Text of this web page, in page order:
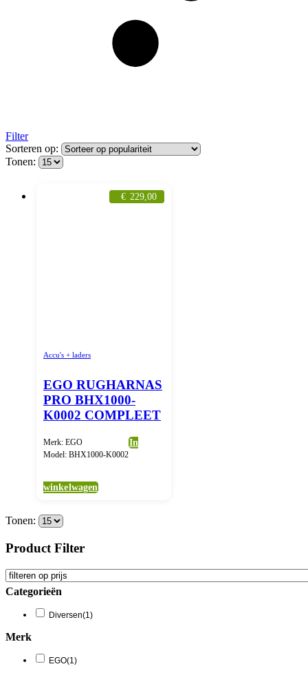
Filter
Sorteren op:
Tonen:
€ 229,00
Accu's + laders
EGO RUGHARNAS
PRO BHX1000-
K0002 COMPLEET
Merk: EGO
Model: BHX1000-K0002
In
winkelwagen
Tonen:
Product Filter
Categorieën
Diversen(1)
Merk
EGO(1)